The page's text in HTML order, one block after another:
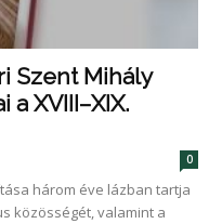
Szent Mihály
XVIII–XIX.
0
három éve lázban tartja
közösségét, valamint a